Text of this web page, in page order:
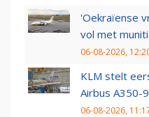
'Oekraïense
vol met
06-08-2026,
KLM stelt
Airbus A350-
06-08-2026,